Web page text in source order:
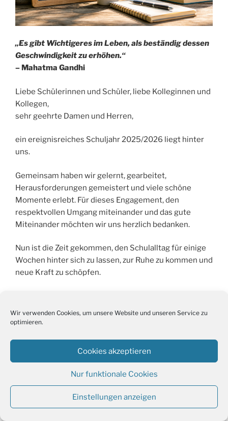
Wir verwenden Cookies, um unsere Website und unseren Service zu
optimieren.
Cookies akzeptieren
Nur funktionale Cookies
Einstellungen anzeigen
„Es gibt Wichtigeres im Leben, als beständig dessen
Geschwindigkeit zu erhöhen.“
– Mahatma Gandhi
Liebe Schülerinnen und Schüler, liebe Kolleginnen und
Kollegen,
sehr geehrte Damen und Herren,
ein ereignisreiches Schuljahr 2025/2026 liegt hinter
uns.
Gemeinsam haben wir gelernt, gearbeitet,
Herausforderungen gemeistert und viele schöne
Momente erlebt. Für dieses Engagement, den
respektvollen Umgang miteinander und das gute
Miteinander möchten wir uns herzlich bedanken.
Nun ist die Zeit gekommen, den Schulalltag für einige
Wochen hinter sich zu lassen, zur Ruhe zu kommen und
neue Kraft zu schöpfen.
unbeschwerte Sommerferien. Genießen Sie die freie
Zeit – ob auf Reisen, in der Natur, mit Familie und
Erinnerungen zu sammeln.
gesund, gut erholt und mit frischer Motivation zum